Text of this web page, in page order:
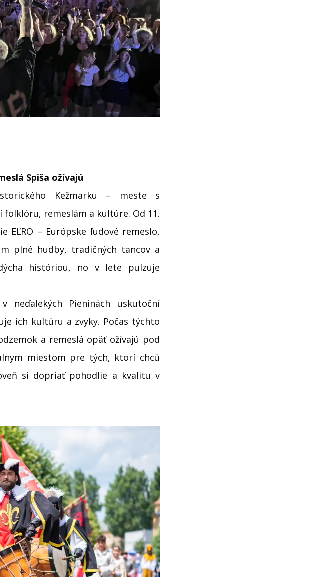
Spiša ožívajú
Kežmarku – meste s
remeslám a kultúre. Od 11.
EĽRO – Európske ľudové remeslo,
plné hudby, tradičných tancov a
históriou, no v lete pulzuje
neďalekých Pieninách uskutoční
ich kultúru a zvyky. Počas týchto
a remeslá opäť ožívajú pod
miestom pre tých, ktorí chcú
si dopriať pohodlie a kvalitu v